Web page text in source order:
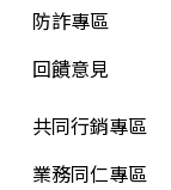
防詐專區
回饋意見
共同行銷專區
業務同仁專區